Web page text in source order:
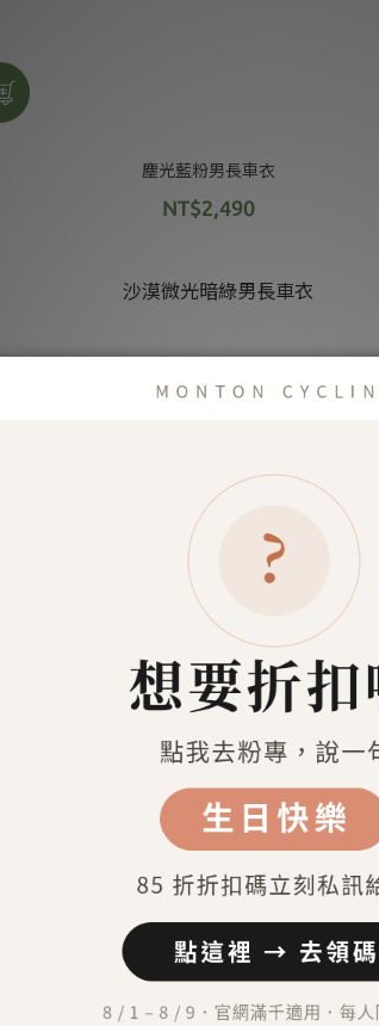
塵光藍粉男長車衣
NT$2,490
沙漠微光暗綠男長車衣